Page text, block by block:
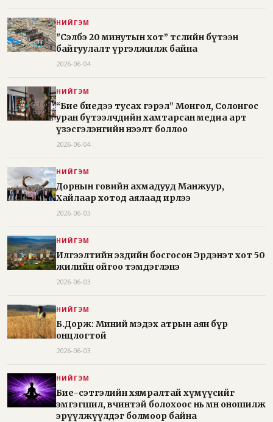
НИЙГЭМ
"Сэлбэ 20 минутын хот” төслийн бүтээн
байгуулалт үргэлжилж байна
2026-06-04
НИЙГЭМ
“Бие биедээ тусах гэрэл” Монгол, Солонгос
уран бүтээлчдийн хамтарсан медиа арт
үзэсгэлэнгийн нээлт боллоо
2026-06-04
НИЙГЭМ
Дорнын говийн ахмадууд Манжуур,
Хайлаар хотод аялаад ирлээ
2026-06-03
НИЙГЭМ
Илгээлтийн эздийн босгосон Эрдэнэт хот 50
жилийн ойгоо тэмдэглэнэ
2026-06-03
НИЙГЭМ
Б.Дорж: Миний мэдэх атрын аян бүр
онцлогтой
2026-06-03
НИЙГЭМ
Бие-сэтгэлийн хямралтай хүмүүсийг
эмгэгшил, өвчинтэй болохоос нь өмнө оношилж
эрүүлжүүлдэг болмоор байна